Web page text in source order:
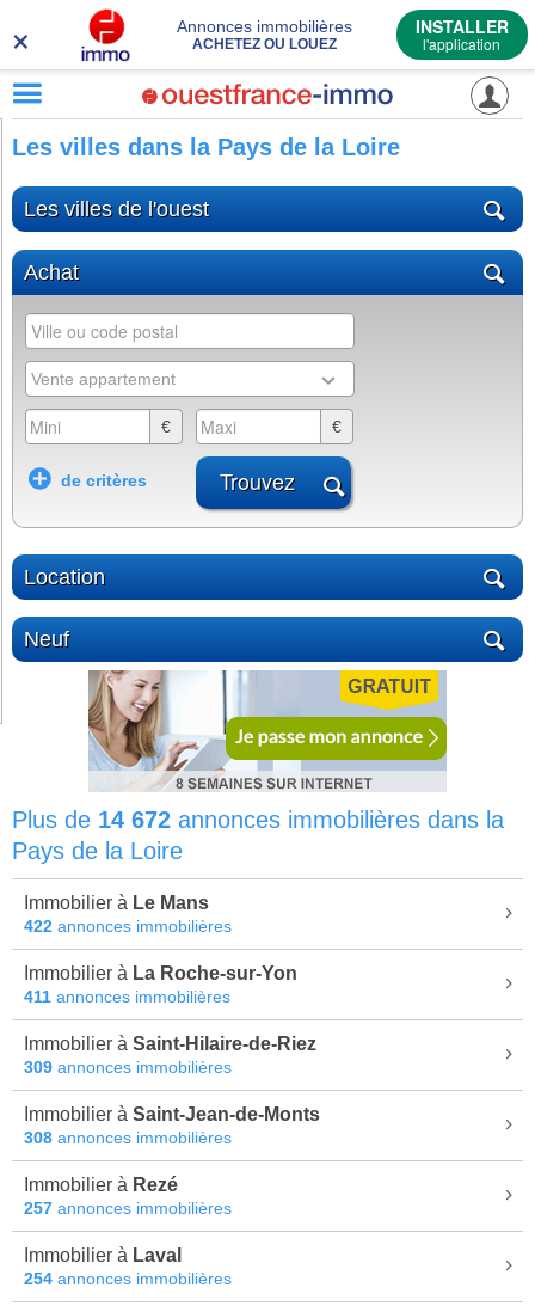
× Annonces immobilières
ACHETEZ OU LOUEZ
INSTALLER
l'application
Les villes dans la Pays de la Loire
Les villes de l'ouest
Achat
Vente appartement
€ €
Rayon
Chambres
de critères Trouvez
Location
Neuf
Plus de 14 672 annonces immobilières dans la
Pays de la Loire
Immobilier à Le Mans
422 annonces immobilières
Immobilier à La Roche-sur-Yon
411 annonces immobilières
Immobilier à Saint-Hilaire-de-Riez
309 annonces immobilières
Immobilier à Saint-Jean-de-Monts
308 annonces immobilières
Immobilier à Rezé
257 annonces immobilières
Immobilier à Laval
254 annonces immobilières